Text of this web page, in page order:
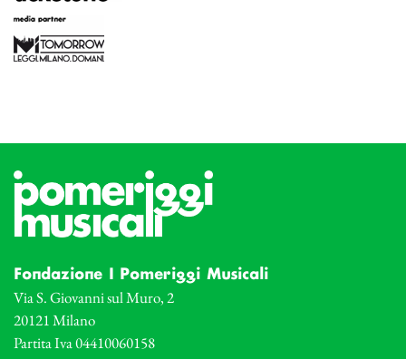
Fondazione I Pomeriggi Musicali
Via S. Giovanni sul Muro, 2
20121 Milano
Partita Iva 04410060158